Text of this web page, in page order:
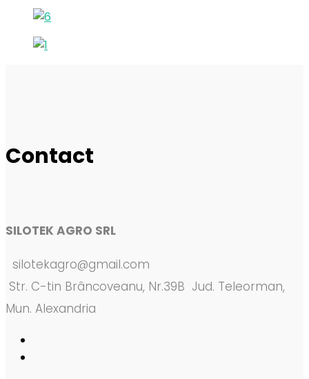
Contact
SILOTEK AGRO SRL
silotekagro@gmail.com
Str. C-tin Brâncoveanu, Nr.39B Jud. Teleorman,
Mun. Alexandria